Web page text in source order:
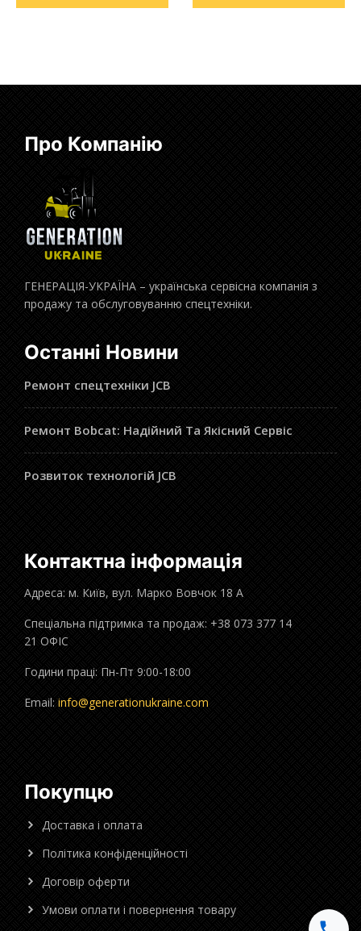
Про Компанію
ГЕНЕРАЦІЯ-УКРАЇНА – українська сервісна компанія з
продажу та обслуговуванню спецтехніки.
Останні Новини
Ремонт спецтехніки JCB
Ремонт Bobcat: Надійний Та Якісний Сервіс
Розвиток технологій JCB
Контактна інформація
Адреса: м. Київ, вул. Марко Вовчок 18 А
Спеціальна підтримка та продаж: +38 073 377 14
21 ОФІС
Години праці: Пн-Пт 9:00-18:00
Email: info@generationukraine.com
Покупцю
Доставка і оплата
Політика конфіденційності
Договір оферти
Умови оплати і повернення товару